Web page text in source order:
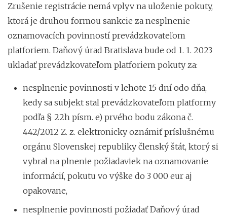
Zrušenie registrácie nemá vplyv na uloženie pokuty,
ktorá je druhou formou sankcie za nesplnenie
oznamovacích povinností prevádzkovateľom
platforiem. Daňový úrad Bratislava bude od 1. 1. 2023
ukladať prevádzkovateľom platforiem pokuty za:
nesplnenie povinnosti v lehote 15 dní odo dňa,
kedy sa subjekt stal prevádzkovateľom platformy
podľa § 22h písm. e) prvého bodu zákona č.
442/2012 Z. z. elektronicky oznámiť príslušnému
orgánu Slovenskej republiky členský štát, ktorý si
vybral na plnenie požiadaviek na oznamovanie
informácií, pokutu vo výške do 3 000 eur aj
opakovane,
nesplnenie povinnosti požiadať Daňový úrad